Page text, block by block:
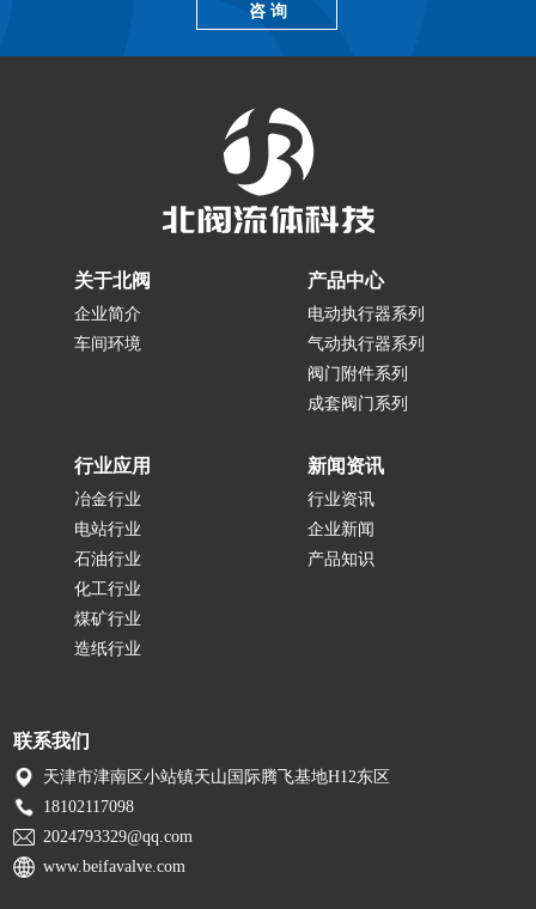
咨 询
关于北阀
企业简介
车间环境
产品中心
电动执行器系列
气动执行器系列
阀门附件系列
成套阀门系列
行业应用
冶金行业
电站行业
石油行业
化工行业
煤矿行业
造纸行业
新闻资讯
行业资讯
企业新闻
产品知识
联系我们
天津市津南区小站镇天山国际腾飞基地H12东区
18102117098
2024793329@qq.com
www.beifavalve.com